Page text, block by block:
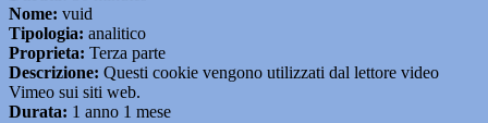
Nome: vuid
Tipologia: analitico
Proprieta: Terza parte
Descrizione: Questi cookie vengono utilizzati dal lettore video
Vimeo sui siti web.
Durata: 1 anno 1 mese